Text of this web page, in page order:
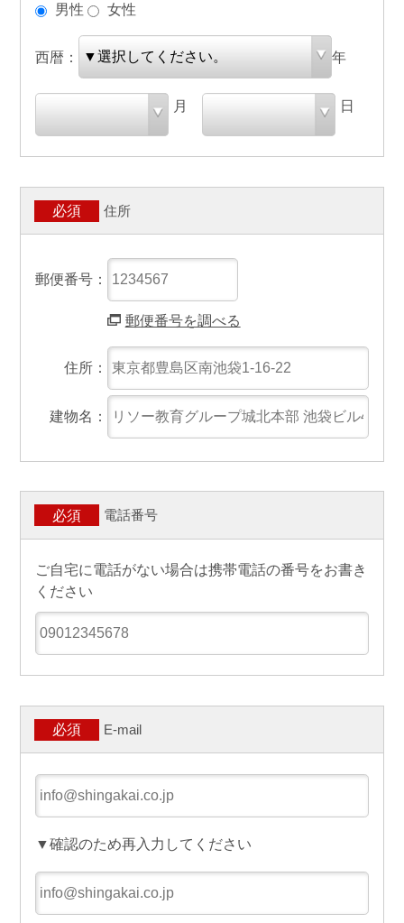
男性 女性
西暦： 年
月 日
必須 住所
郵便番号：
郵便番号を調べる
住所：
建物名：
必須 電話番号
ご自宅に電話がない場合は携帯電話の番号をお書き
ください
必須 E-mail
▼確認のため再入力してください